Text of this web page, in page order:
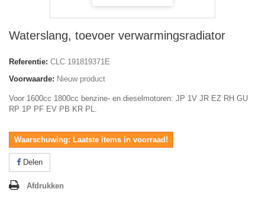
Waterslang, toevoer verwarmingsradiator
Referentie: CLC 191819371E
Voorwaarde: Nieuw product
Voor 1600cc 1800cc benzine- en dieselmotoren: JP 1V JR EZ RH GU
RP 1P PF EV PB KR PL.
Waarschuwing: Laatste items in voorraad!
Delen
Afdrukken